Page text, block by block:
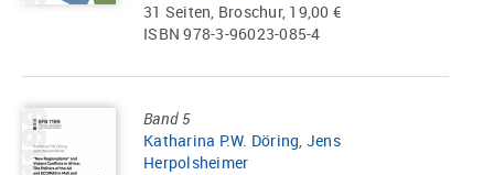
31 Seiten, Broschur, 19,00 €
ISBN 978-3-96023-085-4
Band 5
Katharina P.W. Döring, Jens
Herpolsheimer